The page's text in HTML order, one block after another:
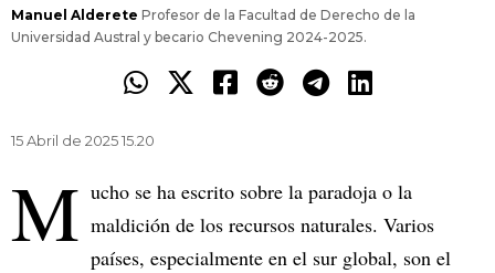
Manuel Alderete Profesor de la Facultad de Derecho de la
Universidad Austral y becario Chevening 2024-2025.
15 Abril de 2025 15.20
M ucho se ha escrito sobre la paradoja o la
maldición de los recursos naturales. Varios
países, especialmente en el sur global, son el